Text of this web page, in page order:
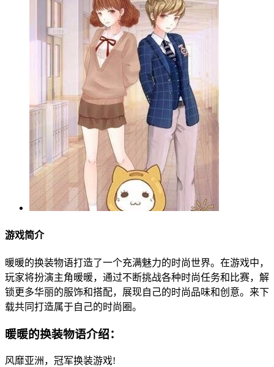
游戏简介
暖暖的换装物语打造了一个充满魅力的时尚世界。在游戏中，
玩家将扮演主角暖暖，通过不断挑战各种时尚任务和比赛，解
锁更多华丽的服饰和搭配，展现自己的时尚品味和创意。来下
载共同打造属于自己的时尚圈。
暖暖的换装物语介绍：
风靡亚洲，冠军换装游戏!